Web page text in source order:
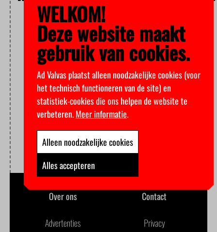
Over ons Contact
Advertenties Privacy
WELKOM!
Deze website maakt
gebruik van cookies.
Ad Valvas plaatst alleen noodzakelijke cookies (voor
het technisch functioneren van de site) en
statistiek-cookies die ons helpen de website te
verbeteren.Meer informatie.
Alleen noodzakelijke cookies
Alles accepteren